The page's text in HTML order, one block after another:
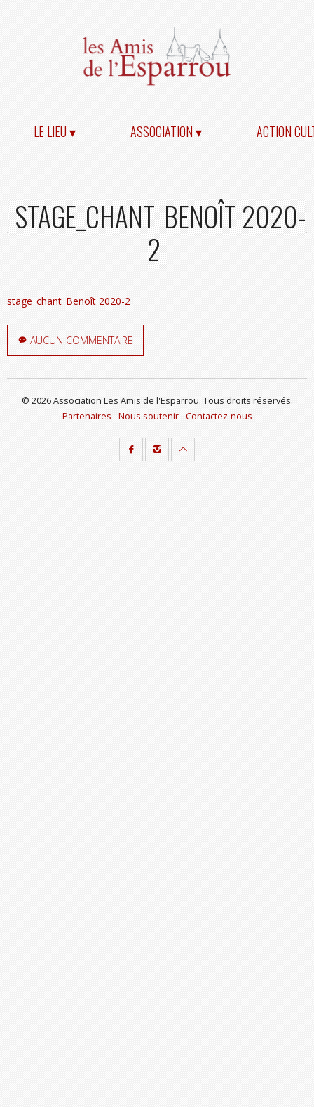
LE LIEU ▾ ASSOCIATION ▾ ACTION
STAGE_CHANT_BENOÎT 2020-
2
stage_chant_Benoît 2020-2
AUCUN COMMENTAIRE
© 2026 Association Les Amis de l'Esparrou. Tous droits réservés.
Partenaires -Nous soutenir-Contactez-nous